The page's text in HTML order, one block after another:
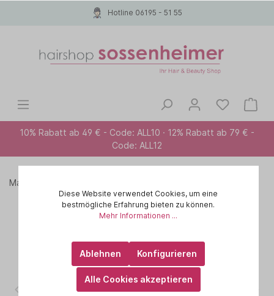
Hotline 06195 - 51 55
10% Rabatt ab 49 € - Code: ALL10 · 12% Rabatt ab 79 € -
Code: ALL12
Marken A-Z
Diese Website verwendet Cookies, um eine
bestmögliche Erfahrung bieten zu können.
Mehr Informationen ...
Ablehnen Konfigurieren
Alle Cookies akzeptieren